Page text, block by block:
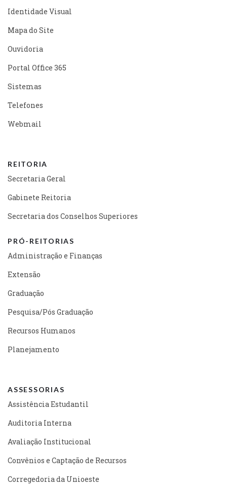
Identidade Visual
Mapa do Site
Ouvidoria
Portal Office 365
Sistemas
Telefones
Webmail
REITORIA
Secretaria Geral
Gabinete Reitoria
Secretaria dos Conselhos Superiores
PRÓ-REITORIAS
Administração e Finanças
Extensão
Graduação
Pesquisa/Pós Graduação
Recursos Humanos
Planejamento
ASSESSORIAS
Assistência Estudantil
Auditoria Interna
Avaliação Institucional
Convênios e Captação de Recursos
Corregedoria da Unioeste